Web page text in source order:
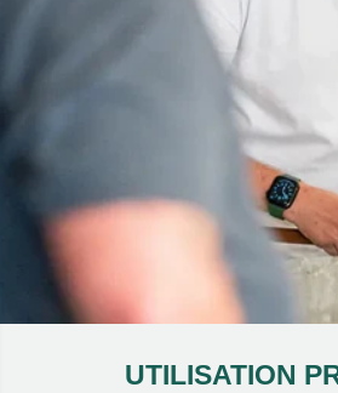
UTILISATION